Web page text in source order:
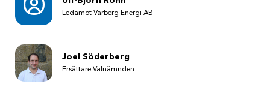
Ledamot Varberg Energi AB
Joel Söderberg
Ersättare Valnämnden